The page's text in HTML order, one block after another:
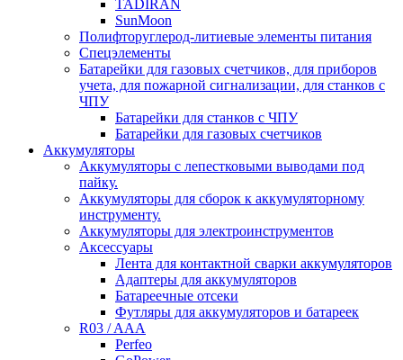
TADIRAN
SunMoon
Полифторуглерод-литиевые элементы питания
Спецэлементы
Батарейки для газовых счетчиков, для приборов
учета, для пожарной сигнализации, для станков с
ЧПУ
Батарейки для станков с ЧПУ
Батарейки для газовых счетчиков
Аккумуляторы
Аккумуляторы с лепестковыми выводами под
пайку.
Аккумуляторы для сборок к аккумуляторному
инструменту.
Аккумуляторы для электроинструментов
Аксессуары
Лента для контактной сварки аккумуляторов
Адаптеры для аккумуляторов
Батареечные отсеки
Футляры для аккумуляторов и батареек
R03 / AAA
Perfeo